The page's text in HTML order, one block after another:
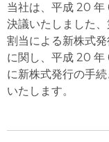
当社は、平成 20 年
決議いたしました
割当による新株式
に関し、平成 20 年
に新株式発行の手
いたします。